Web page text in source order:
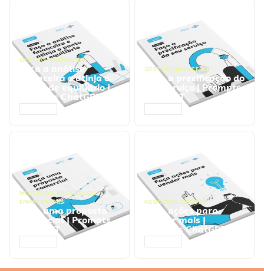
GESTÃO FINANCEIRA
Faça a análise
financeira e atinja o
ponto de equilíbrio |
Prompts ChatGPT
GESTÃO FINANCEIRA
Faça a precificação do
seu serviço | Prompts
ChatGPT
NEGÓCIOS, PROCESSOS
EMPRESARIAIS
Faça uma proposta
comercial | Prompts
ChatGPT
NEGÓCIOS, VENDAS
Faça ações para
vender mais |
Prompts ChatGPT